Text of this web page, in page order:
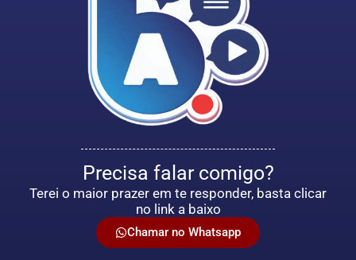
Precisa falar comigo?
Terei o maior prazer em te responder, basta clicar
no link a baixo
Chamar no Whatsapp